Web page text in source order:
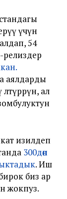
үчүн
54
аялдарды
өлтүрөрүн, ал
изилдеп
300дөн
. Иш
биз ар
жокпуз.